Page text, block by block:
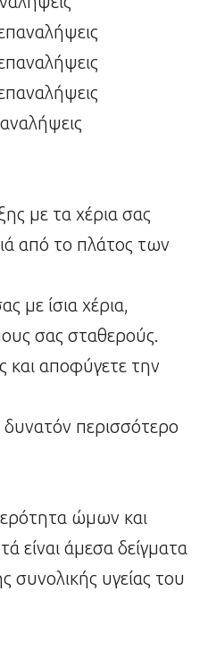
με τα χέρια σας
από το πλάτος των
με ίσια χέρια,
σας σταθερούς.
και αποφύγετε την
περισσότερο
ώμων και
είναι άμεσα δείγματα
συνολικής υγείας του